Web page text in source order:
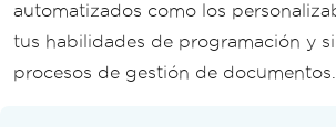
automatizados como los
tus habilidades de programación y
procesos de gestión de documentos.